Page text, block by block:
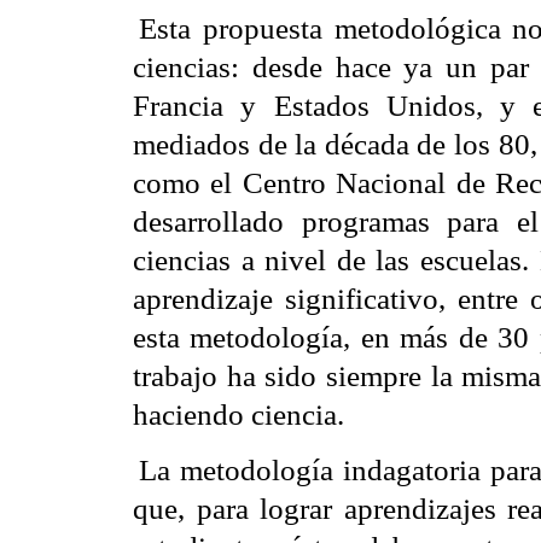
Esta propuesta metodológica
ciencias: desde hace ya un
Francia y Estados Unidos, y
mediados de la década de los
como el Centro Nacional de
desarrollado programas para
ciencias a nivel de las
aprendizaje significativo, entre
esta metodología, en más de
trabajo ha sido siempre la
haciendo ciencia.
La metodología indagatoria
que, para lograr aprendizajes